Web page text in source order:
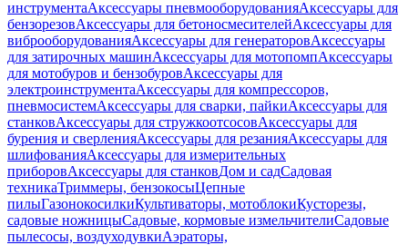
инструментаАксессуары пневмооборудованияАксессуары для
бензорезовАксессуары для бетоносмесителейАксессуары для
виброоборудованияАксессуары для генераторовАксессуары
для затирочных машинАксессуары для мотопомпАксессуары
для мотобуров и бензобуровАксессуары для
электроинструментаАксессуары для компрессоров,
пневмосистемАксессуары для сварки, пайкиАксессуары для
станковАксессуары для стружкоотсосовАксессуары для
бурения и сверленияАксессуары для резанияАксессуары для
шлифованияАксессуары для измерительных
приборовАксессуары для станковДом и садСадовая
техникаТриммеры, бензокосыЦепные
пилыГазонокосилкиКультиваторы, мотоблокиКусторезы,
садовые ножницыСадовые, кормовые измельчителиСадовые
пылесосы, воздуходувкиАэраторы,